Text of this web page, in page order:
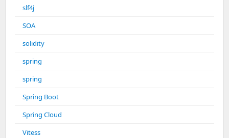
slf4j
SOA
solidity
spring
spring
Spring Boot
Spring Cloud
Vitess